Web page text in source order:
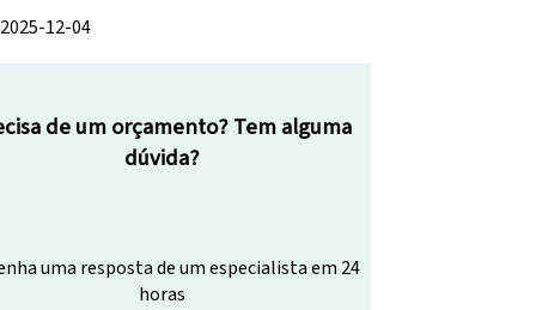
2025-12-04
de um orçamento? Tem alguma
dúvida?
uma resposta de um especialista em 24
horas